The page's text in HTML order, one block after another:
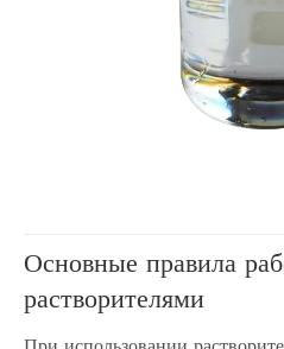
Основные правила
растворителями